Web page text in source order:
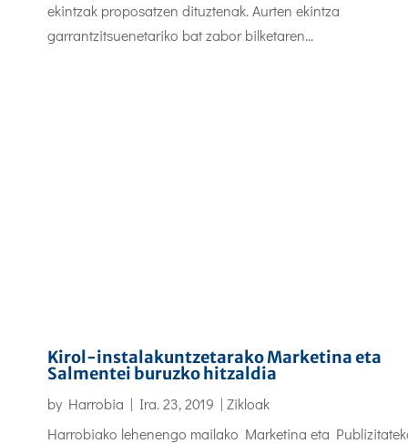
ekintzak proposatzen dituztenak. Aurten ekintza
garrantzitsuenetariko bat zabor bilketaren...
Kirol-instalakuntzetarako Marketina eta
Salmentei buruzko hitzaldia
by Harrobia | Ira. 23, 2019 | Zikloak
Harrobiako lehenengo mailako Marketina eta